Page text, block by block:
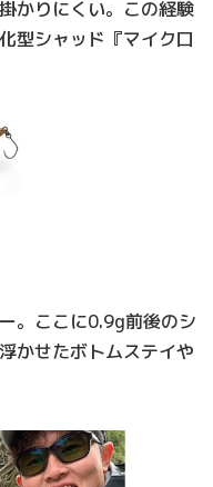
かりにくい。この経験
型シャッド『マイク口
。ここに0.9g前後のシ
かせたボトムステイや